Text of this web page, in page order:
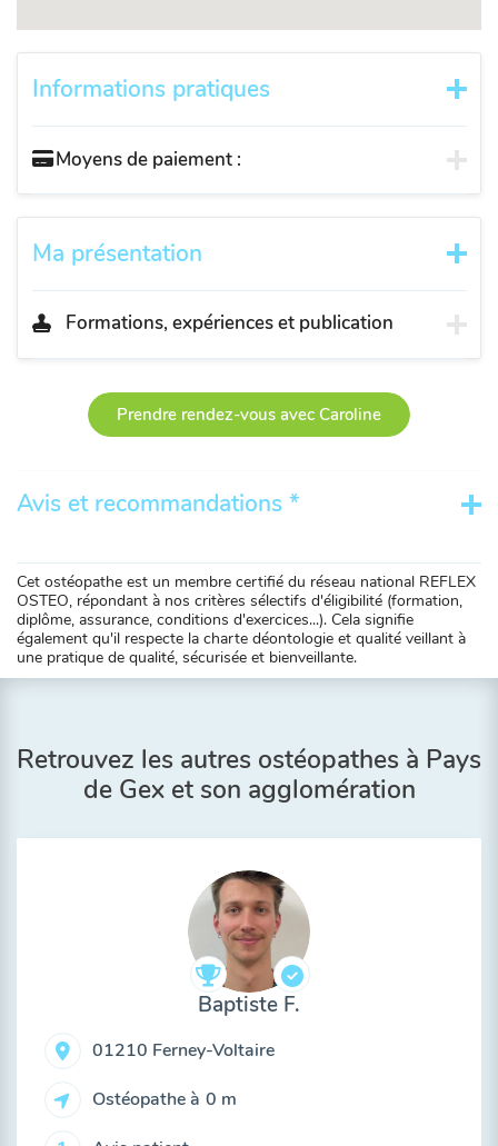
Informations pratiques
Moyens de paiement :
Ma présentation
Formations, expériences et publication
Prendre rendez-vous avec Caroline
Avis et recommandations *
Cet ostéopathe est un membre certifié du réseau national REFLEX
OSTEO, répondant à nos critères sélectifs d'éligibilité (formation,
diplôme, assurance, conditions d'exercices...). Cela signifie
également qu'il respecte la charte déontologie et qualité veillant à
une pratique de qualité, sécurisée et bienveillante.
Retrouvez les autres ostéopathes à Pays
de Gex et son agglomération
Baptiste F.
01210 Ferney-Voltaire
Ostéopathe à 0 m